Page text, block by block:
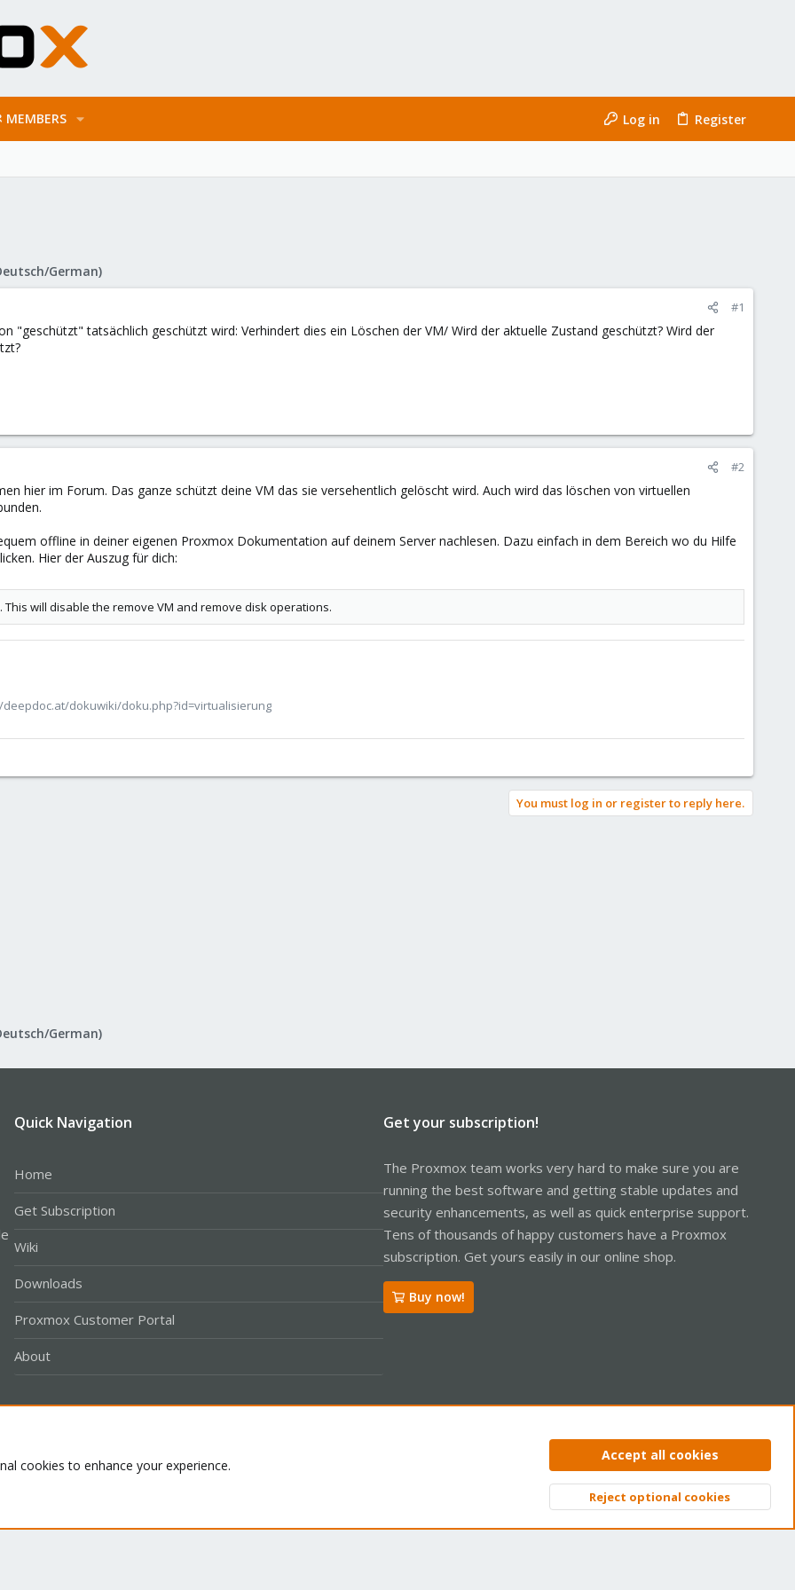
MEMBERS Log in Register
German)
#1
"geschützt" tatsächlich geschützt wird: Verhindert dies ein Löschen der VM/ Wird der aktuelle Zustand geschützt? Wird der
#2
hier im Forum. Das ganze schützt deine VM das sie versehentlich gelöscht wird. Auch wird das löschen von virtuellen
offline in deiner eigenen Proxmox Dokumentation auf deinem Server nachlesen. Dazu einfach in dem Bereich wo du Hilfe
Hier der Auszug für dich:
will disable the remove VM and remove disk operations.
deepdoc.at/dokuwiki/doku.php?id=virtualisierung
You must log in or register to reply here.
German)
Quick Navigation
Home
Get Subscription
Wiki
Downloads
Proxmox Customer Portal
About
Get your subscription!
The Proxmox team works very hard to make sure you are
running the best software and getting stable updates and
security enhancements, as well as quick enterprise support.
Tens of thousands of happy customers have a Proxmox
subscription. Get yours easily in our online shop.
Buy now!
Privacy policy Help Home
Top
cookies to enhance your experience.
Accept all cookies
Reject optional cookies